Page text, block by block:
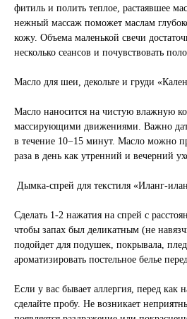
фитиль и полить теплое, растаявшее
нежный массаж поможет маслам
кожу. Объема маленькой свечи
несколько сеансов и почувствовать
Масло для шеи, декольте и груди
Масло наносится на чистую влажную
массирующими движениями. Важно
в течение 10−15 минут. Масло можно
раза в день как утренний и вечерний
Дымка-спрей для текстиля «Иланг-
Сделать 1-2 нажатия на спрей с
чтобы запах был деликатным (не
подойдет для подушек, покрывала,
ароматизировать постельное белье
Если у вас бывает аллергия, перед как
сделайте пробу. Не возникает